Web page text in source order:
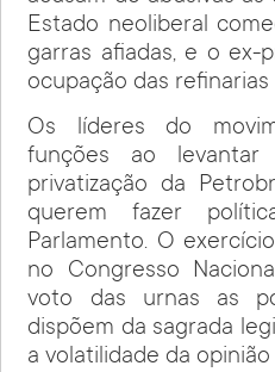
Estado neoliberal
garras afiadas, e o ex-
ocupação das
Os líderes do
funções ao
privatização da
querem fazer
Parlamento. O
no Congresso
voto das urnas as
dispõem da sagrada
a volatilidade da